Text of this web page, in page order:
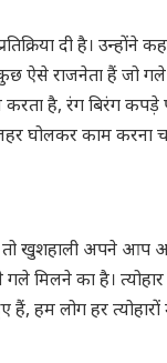
दी है। उन्होंने
ऐसे राजनेता हैं जो
है, रंग बिरंग कपड़े
घोलकर काम करना
खुशहाली अपने आप
मिलने का है।
हैं, हम लोग हर